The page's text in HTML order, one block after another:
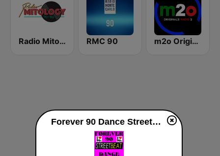
Radio Mitology RMC 90 m2o Originals Radio 2
Forever 90 Dance StreetBeat en vivo